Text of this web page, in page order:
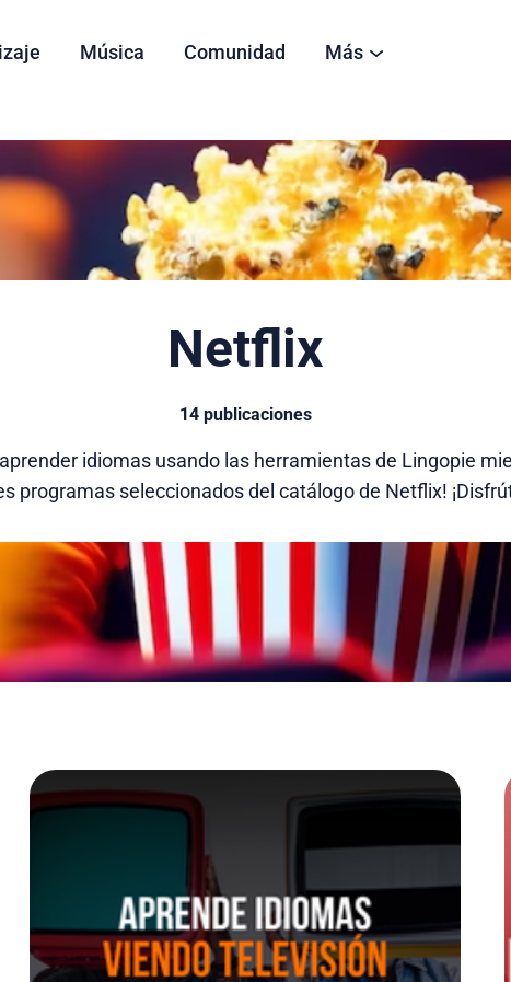
Música Comunidad Más
Netflix
14 publicaciones
idiomas usando las herramientas de Lingopie
programas seleccionados del catálogo de Netflix!